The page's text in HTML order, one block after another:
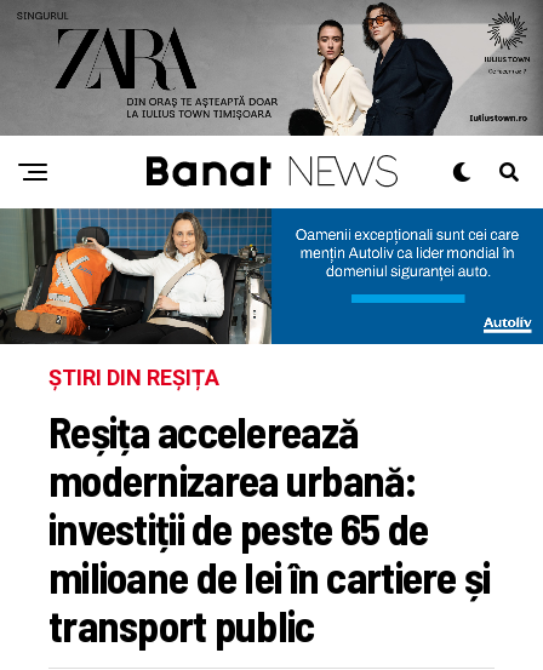
ȘTIRI DIN REȘIȚA
Reșița accelerează
modernizarea urbană:
investiții de peste 65 de
milioane de lei în cartiere și
transport public